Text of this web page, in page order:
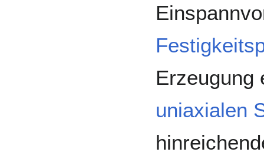
Erzeugung
uniaxialen